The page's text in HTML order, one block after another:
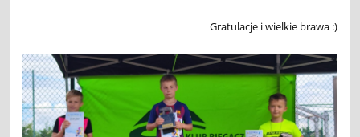
Gratulacje i wielkie brawa :)